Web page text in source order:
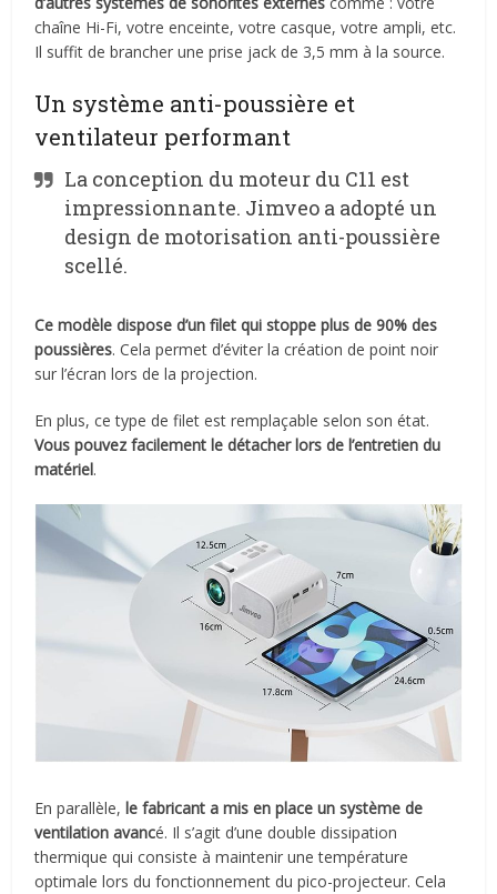
chaîne Hi-Fi, votre enceinte, votre casque, votre ampli, etc.
Il suffit de brancher une prise jack de 3,5 mm à la source.
Un système anti-poussière et
ventilateur performant
La conception du moteur du C11 est
impressionnante. Jimveo a adopté un
design de motorisation anti-poussière
scellé.
Ce modèle dispose d’un filet qui stoppe plus de 90% des
poussières. Cela permet d’éviter la création de point noir
sur l’écran lors de la projection.
En plus, ce type de filet est remplaçable selon son état.
Vous pouvez facilement le détacher lors de l’entretien du
matériel.
En parallèle,le fabricant a mis en place un système de
ventilation avancé. Il s’agit d’une double dissipation
thermique qui consiste à maintenir une température
optimale lors du fonctionnement du pico-projecteur. Cela